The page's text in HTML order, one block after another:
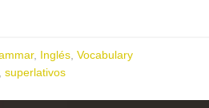
, Inglés Vocabulary
superlativos